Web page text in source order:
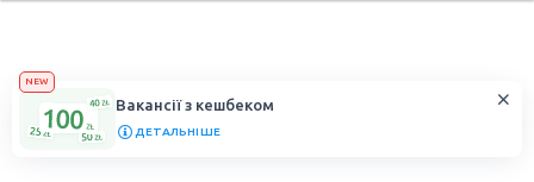
NEW
Вакансії з кешбеком
ДЕТАЛЬНІШЕ